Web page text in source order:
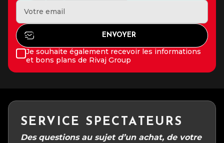
Je souhaite également recevoir les informations
et bons plans de Rivaj Group
SERVICE SPECTATEURS
Des questions au sujet d’un achat, de votre